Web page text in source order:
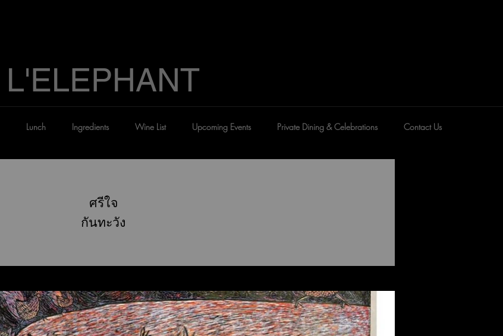
L'ELEPHANT
Lunch Ingredients Wine List Upcoming Events Private Dining & Celebrations Contact Us
ศรีใจ
กันทะวัง